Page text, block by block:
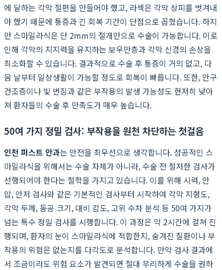
에 달하는 각막 절편을 만들어야 했고, 라섹은 각막 상피를 벗겨내
야 했기 때문에 통증과 긴 회복 기간이 단점으로 꼽혔습니다. 하지
만 스마일라식은 단 2mm의 절개만으로 수술이 가능합니다. 이로
인해 각막의 지지력을 유지하는 보우만층과 각막 신경의 손상을
최소화할 수 있습니다. 결과적으로 수술 후 통증이 거의 없고, 다
음 날부터 일상생활이 가능할 정도로 회복이 빠릅니다. 또한, 안구
건조증이나 빛 번짐과 같은 부작용의 발생 가능성도 현저히 낮아
져 환자들의 수술 후 만족도가 매우 높습니다.
50여 가지 정밀 검사: 부작용을 원천 차단하는 첫걸음
인천 퍼스트 안과는 안전을 최우선으로 생각합니다. 성공적인 스
마일라식을 위해서는 수술 자체가 아니라, 수술 전 철저한 검사가
선행되어야 한다는 철학을 가지고 있습니다. 이를 위해 시력, 안
압, 안저 검사와 같은 기본적인 검사부터 시작하여 각막 지형도,
각막 두께, 동공 크기, 대비 감도, 고위 수차 분석 등 50여 가지가
넘는 특수 정밀 검사를 시행합니다. 이 과정은 약 2시간에 걸쳐 진
행되며, 환자의 눈이 스마일라식에 적합한지, 숨겨진 질환이나 부
작용의 위험은 없는지를 다각도로 분석합니다. 만약 검사 결과에
서 조금이라도 위험 요소가 발견되면 절대 무리하게 수술을 권하